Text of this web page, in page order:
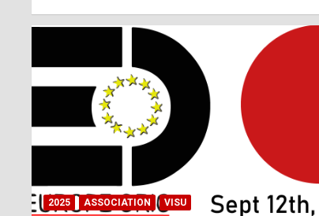
m
2025 ASSOCIATION VISU